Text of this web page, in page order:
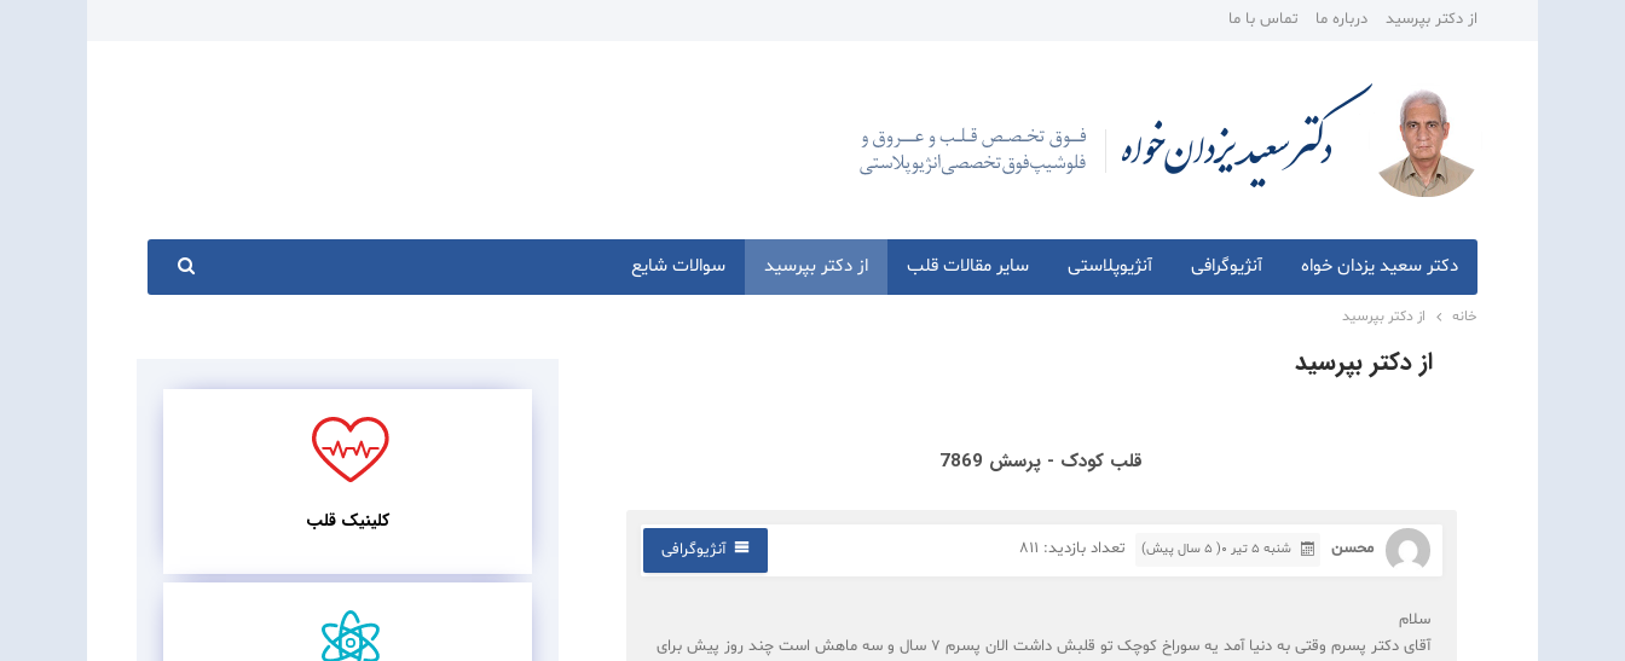
از دکتر بپرسید درباره ما تماس با ما
دکتر سعید یزدان خواه آنژیوگرافی آنژیوپلاستی سایر مقالات قلب از دکتر بپرسید سوالات شایع
خانه از دکتر بپرسید
از دکتر بپرسید
قلب کودک - پرسش 7869
محسن شنبه ۵ تیر ۰( 5 سال پیش) تعداد بازدید: 811 آنژیوگرافی
سلام
آقای دکتر پسرم وقتی به دنیا آمد یه سوراخ کوچک تو قلبش داشت الان پسرم 7 سال و سه ماهش است چند روز پیش برای
کلینیک قلب